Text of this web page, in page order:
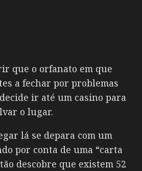
que o orfanato em que
a fechar por problemas
ir até um casino para
o lugar.
lá se depara com um
por conta de uma “carta
descobre que existem 52